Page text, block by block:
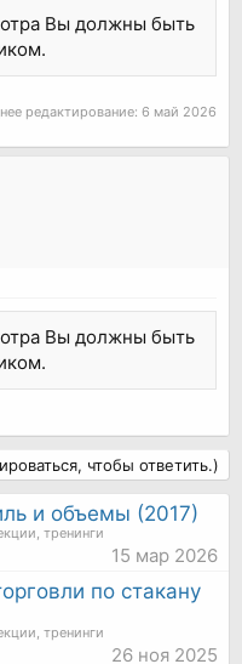
Вы должны быть
редактирование: 6 май 2026
Вы должны быть
чтобы ответить.)
и объемы (2017)
тренинги
15 мар 2026
по стакану
тренинги
26 ноя 2025